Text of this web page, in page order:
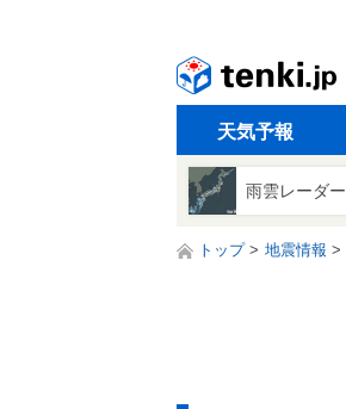
天気予報
雨雲レーダー
トップ 地震情報